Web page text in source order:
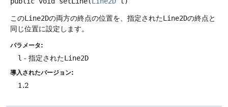
このLine2Dの両方の終点の位置を、指定されたLine2Dの終点と
同じ位置に設定します。
パラメータ:
l - 指定されたLine2D
導入されたバージョン:
1.2